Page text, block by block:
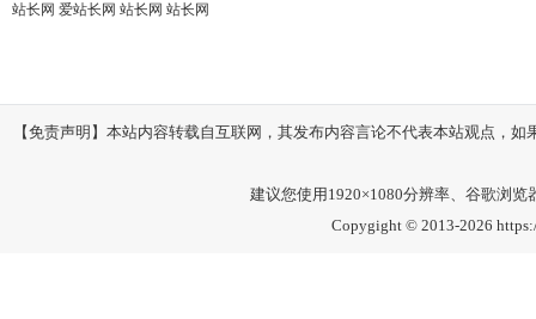
站长网 爱站长网 站长网 站长网
【免责声明】本站内容转载自互联网，其发布内容言论不代表本站观点，
建议您使用1920×1080分辨率、谷歌浏览
Copygight © 2013-2026